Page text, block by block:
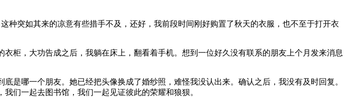
突如其来的凉意有些措手不及，还好，我前段时间刚好购置了秋天的衣服，也不至于打开衣
柜，大功告成之后，我躺在床上，翻看着手机。想到一位好久没有联系的朋友上个月发来消息
是哪一个朋友。她已经把头像换成了婚纱照，难怪我没认出来。确认之后，我没有及时回复。
们一起去图书馆，我们一起见证彼此的荣耀和狼狈。